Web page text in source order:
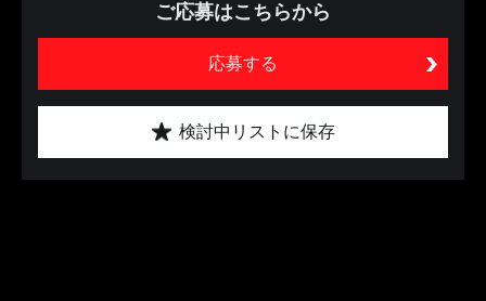
ご応募はこちらから
応募する
検討中リストに保存